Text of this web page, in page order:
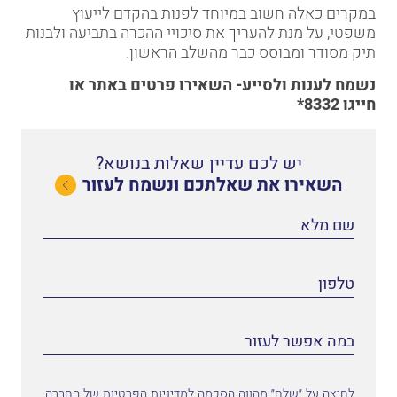
במקרים כאלה חשוב במיוחד לפנות בהקדם לייעוץ
משפטי, על מנת להעריך את סיכויי ההכרה בתביעה ולבנות
תיק מסודר ומבוסס כבר מהשלב הראשון.
נשמח לענות ולסייע- השאירו פרטים באתראו
חייגו8332*
יש לכם עדיין שאלות בנושא?
השאירו את שאלתכם ונשמח לעזור